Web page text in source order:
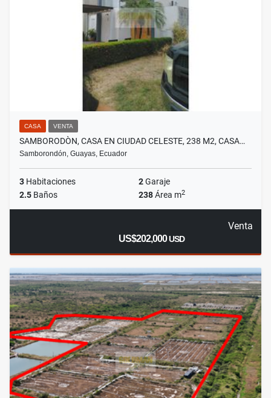
CASA VENTA
SAMBORODÒN, CASA EN CIUDAD CELESTE, 238 M2, CASA…
Samborondón, Guayas, Ecuador
3 Habitaciones 2Garaje
2.5 Baños 238Área m2
Venta
US$202,000USD